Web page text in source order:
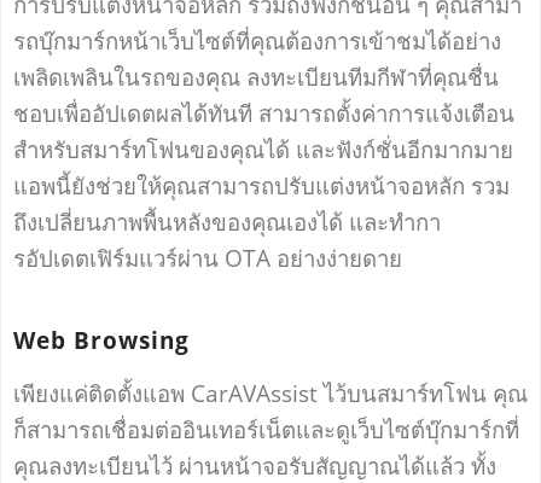
รถบุ๊กมาร์กหน้าเว็บไซต์ที่คุณต้องการเข้าชมได้อย่าง
เพลิดเพลินในรถของคุณ ลงทะเบียนทีมกีฬาที่คุณชื่น
ชอบเพื่ออัปเดตผลได้ทันที สามารถตั้งค่าการแจ้งเตือน
สำหรับสมาร์ทโฟนของคุณได้ และฟังก์ชั่นอีกมากมาย
แอพนี้ยังช่วยให้คุณสามารถปรับแต่งหน้าจอหลัก รวม
ถึงเปลี่ยนภาพพื้นหลังของคุณเองได้ และทำกา
รอัปเดตเฟิร์มแวร์ผ่าน OTA อย่างง่ายดาย
Web Browsing
เพียงแค่ติดตั้งแอพ CarAVAssist ไว้บนสมาร์ทโฟน คุณ
ก็สามารถเชื่อมต่ออินเทอร์เน็ตและดูเว็บไซต์บุ๊กมาร์กที่
คุณลงทะเบียนไว้ ผ่านหน้าจอรับสัญญาณได้แล้ว ทั้ง